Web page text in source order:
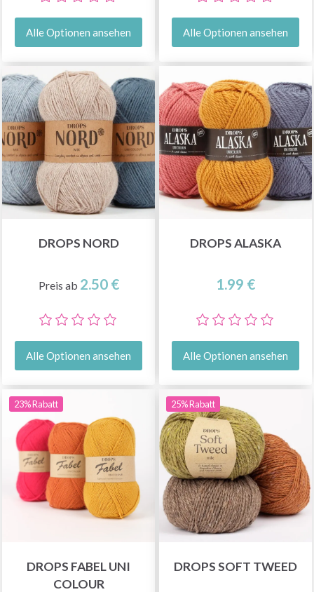
Alle Optionen ansehen Alle Optionen ansehen
DROPS NORD
Preis ab 2.50 €
Alle Optionen ansehen
DROPS ALASKA
1.99 €
Alle Optionen ansehen
23% Rabatt
DROPS FABEL UNI
COLOUR
25% Rabatt
DROPS SOFT TWEED